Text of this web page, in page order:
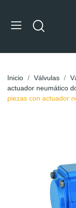
Inicio Válvulas
actuador neumático
piezas con actuador